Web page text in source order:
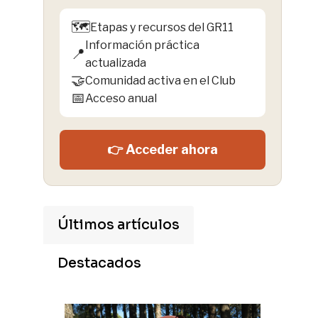
🗺️Etapas y recursos del GR11
📍
Información práctica
actualizada
🤝Comunidad activa en el Club
📅Acceso anual
👉 Acceder ahora
Últimos artículos
Destacados